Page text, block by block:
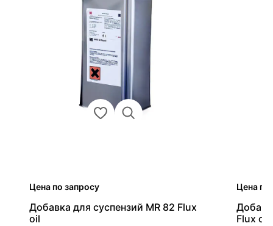
Цена по запросу
Добавка для суспензий MR 82 Flux
oil
Цена по
Flux oil